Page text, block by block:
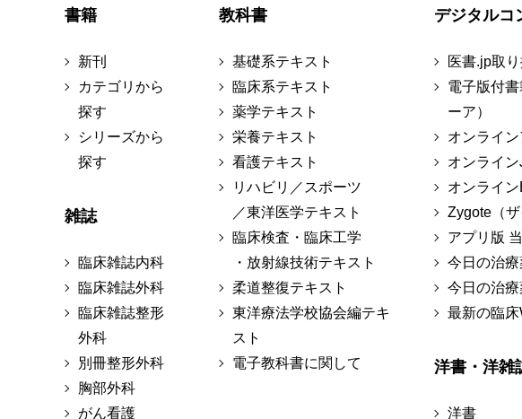
書籍
新刊
カテゴリから
探す
シリーズから
探す
雑誌
臨床雑誌内科
臨床雑誌外科
臨床雑誌整形
外科
別冊整形外科
胸部外科
がん看護
教科書
基礎系テキスト
臨床系テキスト
薬学テキスト
栄養テキスト
看護テキスト
リハビリ／スポーツ
／東洋医学テキスト
臨床検査・臨床工学
・放射線技術テキスト
柔道整復テキスト
東洋療法学校協会編テキ
スト
電子教科書に関して
デジタルコ
医書.jp取
電子版付
ーア）
オンライ
オンライ
オンライ
Zygote（ザ
アプリ版
今日の治療
今日の治
最新の臨
洋書・洋雑
洋書